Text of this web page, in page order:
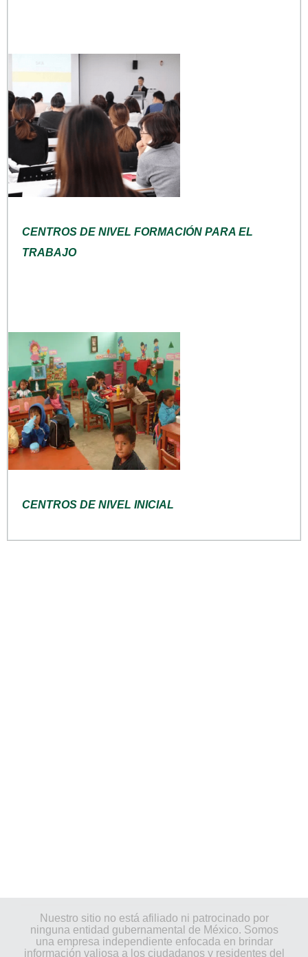
CENTROS DE NIVEL FORMACIÓN PARA EL
TRABAJO
CENTROS DE NIVEL INICIAL
Nuestro sitio no está afiliado ni patrocinado por
ninguna entidad gubernamental de México. Somos
una empresa independiente enfocada en brindar
información valiosa a los ciudadanos y residentes del